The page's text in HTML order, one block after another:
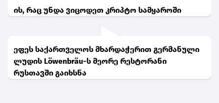
ის, რაც უნდა ვიცოდეთ კრიპტო სამყაროში
ეფეს საქართველოს მხარდაჭერით გერმანული
ლუდის Löwenbräu-ს მეორე რესტორანი
რუსთავში გაიხსნა